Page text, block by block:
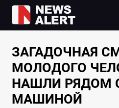
ЗАГАДОЧНАЯ
МОЛОДОГО
НАШЛИ РЯДОМ
МАШИНОЙ